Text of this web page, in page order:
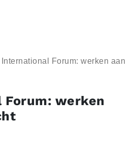
International Forum: werken aan
werken